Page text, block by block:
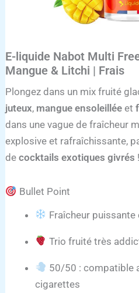
E-liquide Nabot Multi
Mangue & Litchi | Frais
Plongez dans un mix fruité
juteux, mangue ensoleillée et
dans une vague de fraîcheur
explosive et rafraîchissante,
decocktails exotiques givrés !
Bullet Point
Fraîcheur puissante
Trio fruité très
50/50 : compatible
cigarettes